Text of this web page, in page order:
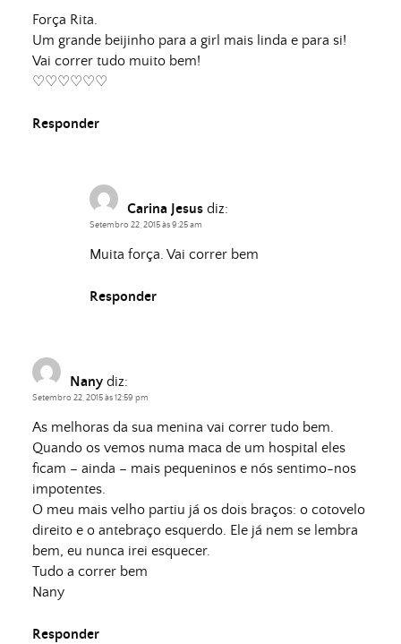
Força Rita.
Um grande beijinho para a girl mais linda e para si!
Vai correr tudo muito bem!
♡♡♡♡♡♡
Responder
Carina Jesus diz:
Setembro 22, 2015 às 9:25 am
Muita força. Vai correr bem
Responder
Nany diz:
Setembro 22, 2015 às 12:59 pm
As melhoras da sua menina vai correr tudo bem.
Quando os vemos numa maca de um hospital eles
ficam – ainda – mais pequeninos e nós sentimo-nos
impotentes.
O meu mais velho partiu já os dois braços: o cotovelo
direito e o antebraço esquerdo. Ele já nem se lembra
bem, eu nunca irei esquecer.
Tudo a correr bem
Nany
Responder